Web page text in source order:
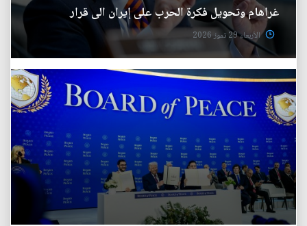
غراهام وتحويل فكرة الحرب على إيران الى قرار
الأربعاء 29 تموز 2026